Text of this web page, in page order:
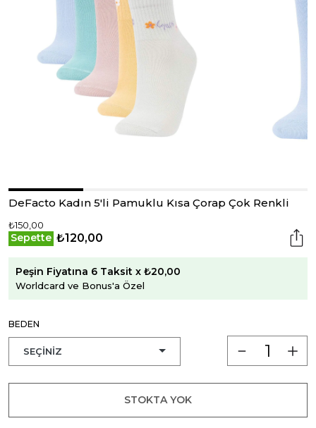
DeFacto Kadın 5'li Pamuklu Kısa Çorap Çok Renkli
₺150,00
Sepette ₺120,00
Peşin Fiyatına 6 Taksit x ₺20,00
Worldcard ve Bonus'a Özel
BEDEN
STOKTA YOK